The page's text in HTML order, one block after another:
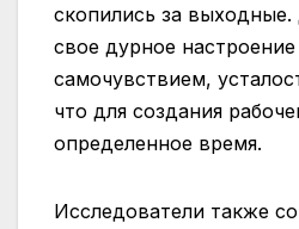
скопились за
свое дурное
самочувствием,
что для создания
определенное время.
Исследователи также